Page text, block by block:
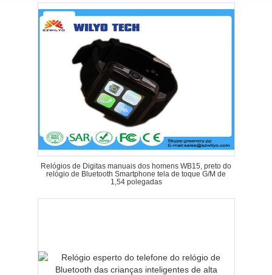
Relógios de Digitas manuais dos homens WB15, preto do
relógio de Bluetooth Smartphone tela de toque G/M de
1,54 polegadas